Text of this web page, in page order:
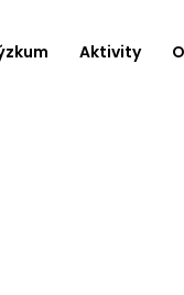
Aktivity